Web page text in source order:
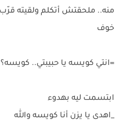
منه.. ملحقتش أتكلم ولقيته
خوف
=انتي كويسه يا حبيبتي.. كويسه؟
ابتسمت ليه بهدوء
_اهدى يا يزن أنا كويسه والله